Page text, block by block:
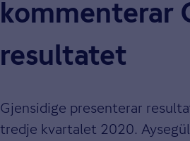
kommenterar
resultatet
Gjensidige presenterar
tredje kvartalet 2020.